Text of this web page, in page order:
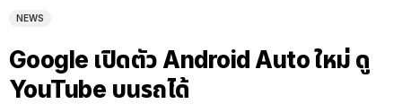
NEWS
Google เปิดตัว Android Auto ใหม่ ดู
YouTube บนรถได้